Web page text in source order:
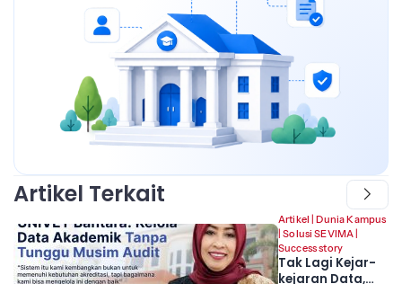
Artikel Terkait
Artikel |Dunia Kampus
|Solusi SEVIMA
Success story
Tak Lagi Kejar-
kejaran Data,